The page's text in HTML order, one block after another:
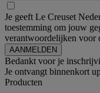
Je geeft Le Creuset
toestemming om jouw
verantwoordelijken voor
Bedankt voor je
Je ontvangt binnenkort
Producten